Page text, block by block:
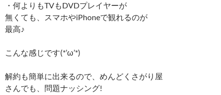
・何よりもTVもDVDプレイヤーが
無くても、スマホやiPhoneで観れるのが
最高♪
こんな感じです(*’ω’*)
解約も簡単に出来るので、めんどくさがり屋
さんでも、問題ナッシング!